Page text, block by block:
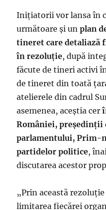
Inițiatorii vor lansa în
următoare și unplan
tineret care detaliază
în rezoluție, după
făcute de tineri activi
de tineret din toată
atelierele din cadrul
asemenea, aceștia cer
României, președinții
parlamentului, Prim-
partidelor politice,
discutarea acestor
„Prin această
limitarea fiecărei